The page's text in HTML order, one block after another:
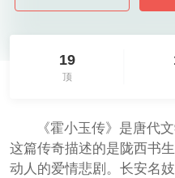
19
顶
《霍小玉传》是唐代
这篇传奇描述的是陇西书
动人的爱情悲剧。长安名